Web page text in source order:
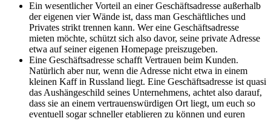
Ein wesentlicher Vorteil an einer Geschäftsadresse außerhalb
der eigenen vier Wände ist, dass man Geschäftliches und
Privates strikt trennen kann. Wer eine Geschäftsadresse
mieten möchte, schützt sich also davor, seine private Adresse
etwa auf seiner eigenen Homepage preiszugeben.
Eine Geschäftsadresse schafft Vertrauen beim Kunden.
Natürlich aber nur, wenn die Adresse nicht etwa in einem
kleinen Kaff in Russland liegt. Eine Geschäftsadresse ist quasi
das Aushängeschild seines Unternehmens, achtet also darauf,
dass sie an einem vertrauenswürdigen Ort liegt, um euch so
eventuell sogar schneller etablieren zu können und euren